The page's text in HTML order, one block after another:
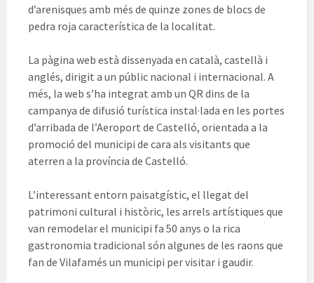
d’arenisques amb més de quinze zones de blocs de
pedra roja característica de la localitat.
La pàgina web està dissenyada en català, castellà i
anglés, dirigit a un públic nacional i internacional. A
més, la web s’ha integrat amb un QR dins de la
campanya de difusió turística instal·lada en les portes
d’arribada de l’Aeroport de Castelló, orientada a la
promoció del municipi de cara als visitants que
aterren a la província de Castelló.
L’interessant entorn paisatgístic, el llegat del
patrimoni cultural i històric, les arrels artístiques que
van remodelar el municipi fa 50 anys o la rica
gastronomia tradicional són algunes de les raons que
fan de Vilafamés un municipi per visitar i gaudir.